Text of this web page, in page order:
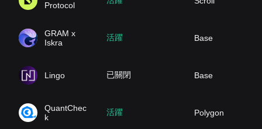
Protocol
GRAM x
Iskra
活躍 Base
Lingo 已關閉 Base
QuantChec
k
活躍 Polygon